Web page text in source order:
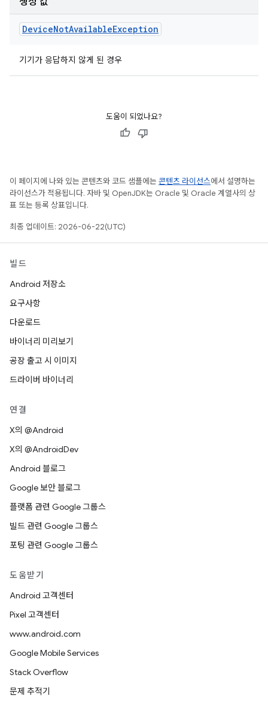
DeviceNotAvailableException
기기가 응답하지 않게 된 경우
도움이 되었나요?
이 페이지에 나와 있는 콘텐츠와 코드 샘플에는 콘텐츠 라이선스에서 설명하는
라이선스가 적용됩니다. 자바 및 OpenJDK는 Oracle 및 Oracle 계열사의 상
표 또는 등록 상표입니다.
최종 업데이트: 2026-06-22(UTC)
빌드
Android 저장소
요구사항
다운로드
바이너리 미리보기
공장 출고 시 이미지
드라이버 바이너리
연결
X의 @Android
X의 @AndroidDev
Android 블로그
Google 보안 블로그
플랫폼 관련 Google 그룹스
빌드 관련 Google 그룹스
포팅 관련 Google 그룹스
도움받기
Android 고객센터
Pixel 고객센터
www.android.com
Google Mobile Services
Stack Overflow
문제 추적기